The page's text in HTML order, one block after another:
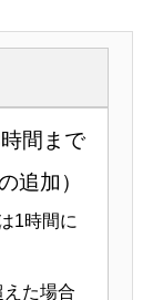
間まで
追加）
1時間に
た場合